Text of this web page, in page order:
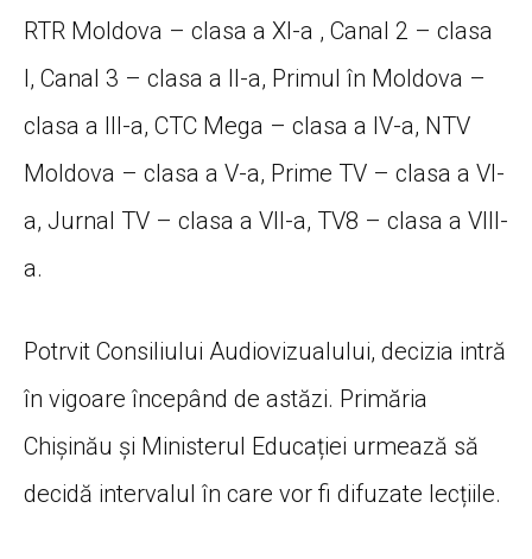
RTR Moldova – clasa a XI-a , Canal 2 – clasa
I, Canal 3 – clasa a II-a, Primul în Moldova –
clasa a III-a, CTC Mega – clasa a IV-a, NTV
Moldova – clasa a V-a, Prime TV – clasa a VI-
a, Jurnal TV – clasa a VII-a, TV8 – clasa a VIII-
a.
Potrvit Consiliului Audiovizualului, decizia intră
în vigoare începând de astăzi. Primăria
Chișinău și Ministerul Educației urmează să
decidă intervalul în care vor fi difuzate lecțiile.